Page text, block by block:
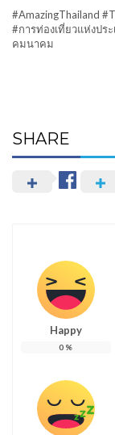
#AmazingThailand
#การท่องเที่ยวแห่งปร
คมนาคม
SHARE
Happy
0 %